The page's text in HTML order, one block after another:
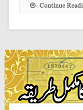
Continue